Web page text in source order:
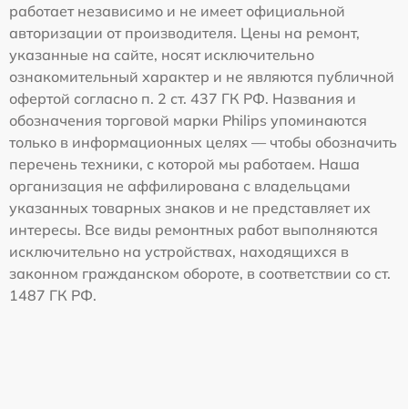
работает независимо и не имеет официальной
авторизации от производителя. Цены на ремонт,
указанные на сайте, носят исключительно
ознакомительный характер и не являются публичной
офертой согласно п. 2 ст. 437 ГК РФ. Названия и
обозначения торговой марки Philips упоминаются
только в информационных целях — чтобы обозначить
перечень техники, с которой мы работаем. Наша
организация не аффилирована с владельцами
указанных товарных знаков и не представляет их
интересы. Все виды ремонтных работ выполняются
исключительно на устройствах, находящихся в
законном гражданском обороте, в соответствии со ст.
1487 ГК РФ.